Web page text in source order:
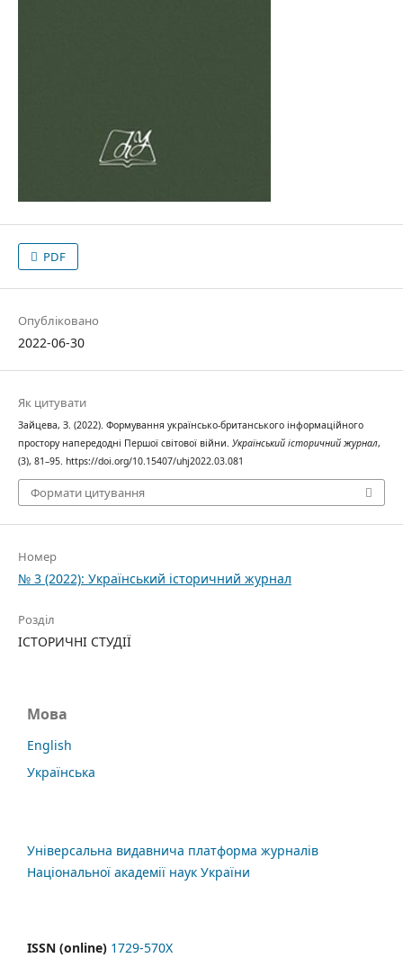
PDF
Опубліковано
2022-06-30
Як цитувати
Зайцева, З. (2022). Формування українсько-британського інформаційного
простору напередодні Першої світової війни. Український історичний журнал,
(3), 81–95. https://doi.org/10.15407/uhj2022.03.081
Формати цитування
Номер
№ 3 (2022): Український історичний журнал
Розділ
ІСТОРИЧНІ СТУДІЇ
Мова
English
Українська
Універсальна видавнича платформа журналів
Національної академії наук України
ISSN (online) 1729-570X